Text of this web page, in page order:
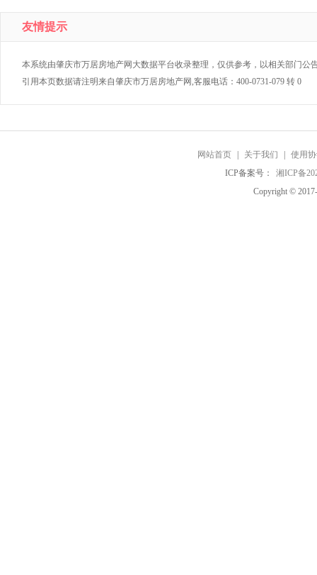
友情提示
本系统由肇庆市万居房地产网大数据平台收录整理，仅供参考，以相关部门公
引用本页数据请注明来自肇庆市万居房地产网,客服电话：400-0731-079 转 0
网站首页 关于我们
使用
ICP备案号：
湘ICP备
Copyright ©